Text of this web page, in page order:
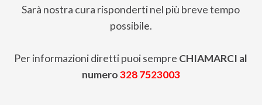
Sarà nostra cura risponderti nel più breve tempo
possibile.
Per informazioni diretti puoi sempre CHIAMARCI al
numero328 7523003